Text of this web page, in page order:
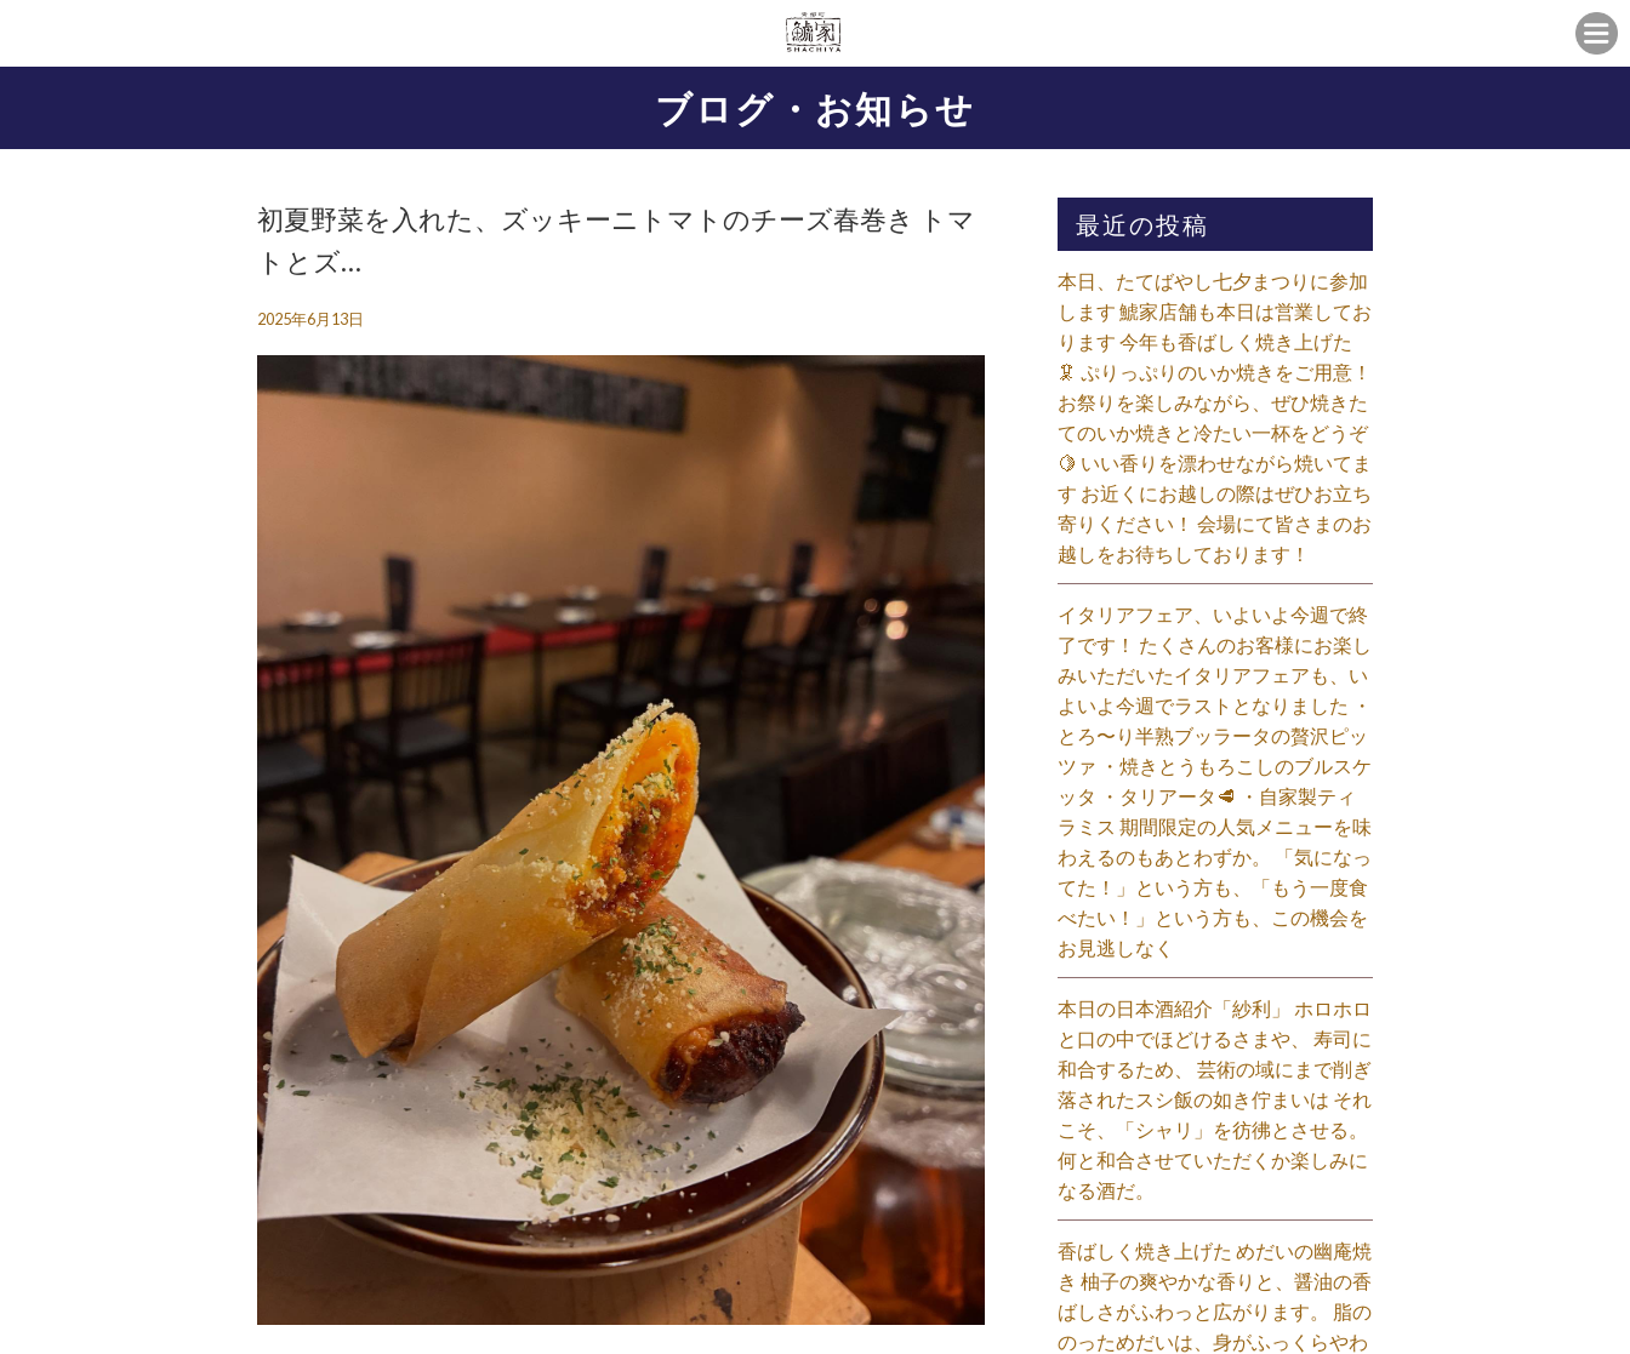
ブログ・お知らせ
初夏野菜を入れた、ズッキーニトマトのチーズ春巻き トマ
トとズ…
2025年6月13日
最近の投稿
本日、たてばやし七夕まつりに参加
します 鯱家店舗も本日は営業してお
ります️ 今年も香ばしく焼き上げた
🦑 ぷりっぷりのいか焼きをご用意！
お祭りを楽しみながら、ぜひ焼きた
てのいか焼きと冷たい一杯をどうぞ
🍋 いい香りを漂わせながら焼いてま
す お近くにお越しの際はぜひお立ち
寄りください！ 会場にて皆さまのお
越しをお待ちしております！
イタリアフェア、いよいよ今週で終
了です！ たくさんのお客様にお楽し
みいただいたイタリアフェアも、い
よいよ今週でラストとなりました ・
とろ〜り半熟ブッラータの贅沢ピッ
ツァ ・焼きとうもろこしのブルスケ
ッタ ・タリアータ🥩 ・自家製ティ
ラミス 期間限定の人気メニューを味
わえるのもあとわずか。 「気になっ
てた！」という方も、「もう一度食
べたい！」という方も、この機会を
お見逃しなく⁡
本日の日本酒紹介「紗利」 ホロホロ
と口の中でほどけるさまや、 寿司に
和合するため、 芸術の域にまで削ぎ
落されたスシ飯の如き佇まいは それ
こそ、「シャリ」を彷彿とさせる。
何と和合させていただくか楽しみに
なる酒だ。⁡
香ばしく焼き上げた めだいの幽庵焼
き 柚子の爽やかな香りと、醤油の香
ばしさがふわっと広がります。 脂の
のっためだいは、身がふっくらやわ